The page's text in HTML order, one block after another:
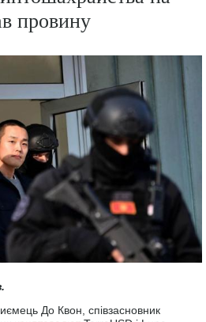
провину
До Квон, співзасновник